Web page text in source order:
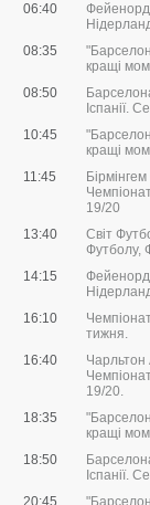
06:40
08:35
кращі
08:50
Іспанії.
10:45
кращі
11:45
19/20
13:40
Світ
Футболу,
14:15
16:10
тижня.
16:40
Чарльтон
19/20.
18:35
кращі
18:50
Іспанії.